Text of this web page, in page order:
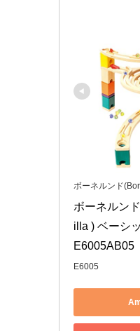
ボーネルンド
ボーネルン
illa ) ベーシ
E6005AB05
E6005